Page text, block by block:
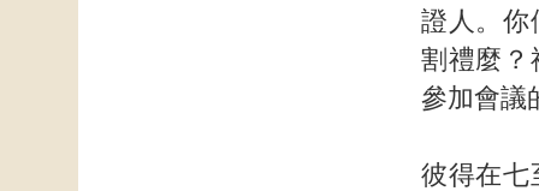
證人。你
割禮麼？
參加會議
彼得在七